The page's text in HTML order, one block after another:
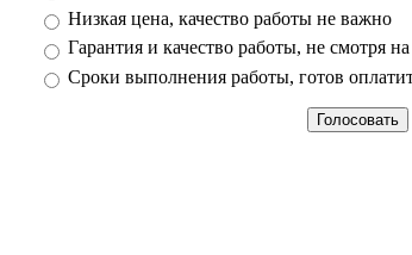
Низкая цена, качество работы не важно
Гарантия и качество работы, не смотря
Сроки выполнения работы, готов